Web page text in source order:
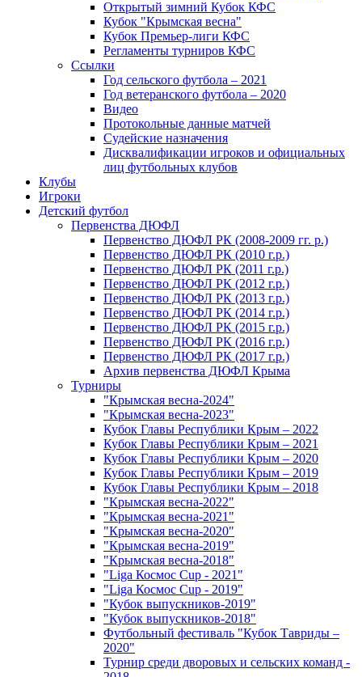
Открытый зимний Кубок КФС
Кубок "Крымская весна"
Кубок Премьер-лиги КФС
Регламенты турниров КФС
Ссылки
Год сельского футбола – 2021
Год ветеранского футбола – 2020
Видео
Протокольные данные матчей
Судейские назначения
Дисквалификации игроков и официальных
лиц футбольных клубов
Клубы
Игроки
Детский футбол
Первенства ДЮФЛ
Первенство ДЮФЛ РК (2008-2009 гг. р.)
Первенство ДЮФЛ РК (2010 г.р.)
Первенство ДЮФЛ РК (2011 г.р.)
Первенство ДЮФЛ РК (2012 г.р.)
Первенство ДЮФЛ РК (2013 г.р.)
Первенство ДЮФЛ РК (2014 г.р.)
Первенство ДЮФЛ РК (2015 г.р.)
Первенство ДЮФЛ РК (2016 г.р.)
Первенство ДЮФЛ РК (2017 г.р.)
Архив первенства ДЮФЛ Крыма
Турниры
"Крымская весна-2024"
"Крымская весна-2023"
Кубок Главы Республики Крым – 2022
Кубок Главы Республики Крым – 2021
Кубок Главы Республики Крым – 2020
Кубок Главы Республики Крым – 2019
Кубок Главы Республики Крым – 2018
"Крымская весна-2022"
"Крымская весна-2021"
"Крымская весна-2020"
"Крымская весна-2019"
"Крымская весна-2018"
"Liga Космос Cup - 2021"
"Liga Космос Cup - 2019"
"Кубок выпускников-2019"
"Кубок выпускников-2018"
Футбольный фестиваль "Кубок Тавриды –
2020"
Турнир среди дворовых и сельских команд -